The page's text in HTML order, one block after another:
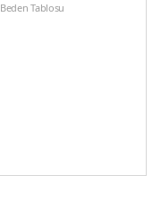
Beden Tablosu